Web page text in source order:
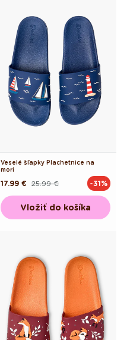
Veselé šľapky Plachetnice na
mori
Pôvodná25.99 €
Akciová
17.99 € -31%
Vložiť do košíka